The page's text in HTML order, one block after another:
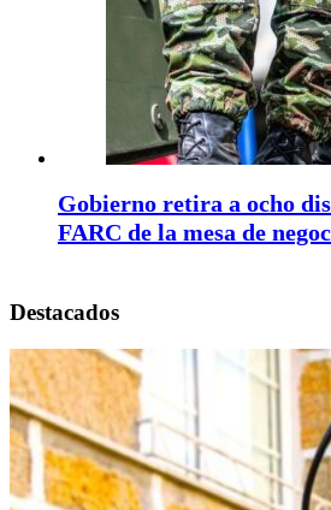
Gobierno retira a ocho
FARC de la mesa de
Destacados